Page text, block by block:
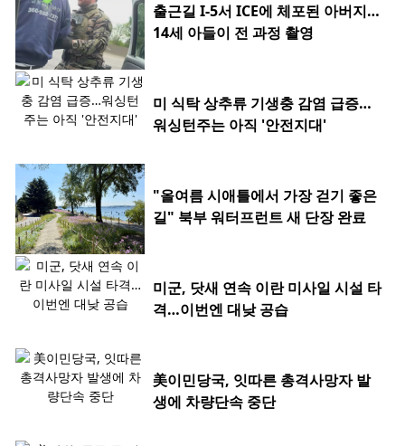
출근길 I-5서 ICE에 체포된 아버지…
14세 아들이 전 과정 촬영
미 식탁 상추류 기생충 감염 급증…
워싱턴주는 아직 '안전지대'
"올여름 시애틀에서 가장 걷기 좋은
길" 북부 워터프런트 새 단장 완료
미군, 닷새 연속 이란 미사일 시설 타
격…이번엔 대낮 공습
美이민당국, 잇따른 총격사망자 발
생에 차량단속 중단